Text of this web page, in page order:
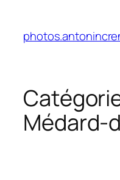
contenu
Médard-